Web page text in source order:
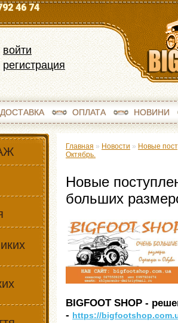
46 74
войти
регистрация
ДОСТАВКА ОПЛАТА НОВИНИ
Главная » Новости » Новые
Октябрь.
Новые
больших
BIGFOOT SHOP -
- https://